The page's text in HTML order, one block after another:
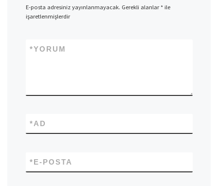
E-posta adresiniz yayınlanmayacak. Gerekli alanlar*ile
işaretlenmişlerdir
YORUM
*
AD
*
E-POSTA
*